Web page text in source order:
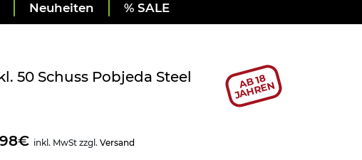
Neuheiten % SALE
50 Schuss Pobjeda Steel
AB 18
JAHREN
inkl. MwSt zzgl. Versand